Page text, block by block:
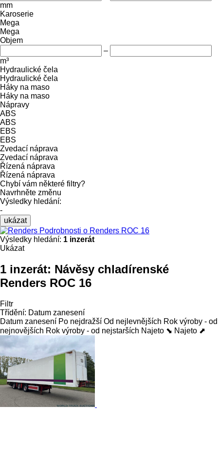
mm
Karoserie
Mega
Mega
Objem
–
m³
Hydraulické čela
Hydraulické čela
Háky na maso
Háky na maso
Nápravy
ABS
ABS
EBS
EBS
Zvedací náprava
Zvedací náprava
Řízená náprava
Řízená náprava
Chybí vám některé filtry?
Navrhněte změnu
Výsledky hledání:
-
ukázat
Podrobnosti o Renders ROC 16
Výsledky hledání: 1 inzerát
Ukázat
1 inzerát: Návěsy chladírenské
Renders ROC 16
Filtr
Třídění: Datum zanesení
Datum zanesení Po nejdražší Od nejlevnějších Rok výroby - od
nejnovějších Rok výroby - od nejstarších Najeto ⬊ Najeto ⬈